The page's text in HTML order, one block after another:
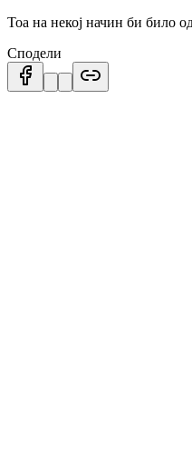
Тоа на некој начин би било
Сподели